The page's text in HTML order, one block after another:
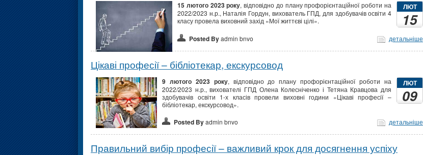
ЛЮТ
15
15 лютого 2023року, відповідно до плану профорієнтаційної роботи на
2022/2023 н.р., Наталія Гордун, вихователь ГПД, для здобувачів освіти 4
класу провела виховний захід «Мої життєві цілі».
Posted Byadmin bnvo детальніше
Цікаві професії – бібліотекар, екскурсовод
ЛЮТ
09
9 лютого 2023 року, відповідно до плану профорієнтаційної роботи на
2022/2023 н.р., вихователі ГПД Олена Колесніченко і Тетяна Кравцова для
здобувачів освіти 1-х класів провели виховні години «Цікаві професії –
бібліотекар, екскурсовод».
Posted Byadmin bnvo детальніше
Правильний вибір професії – важливий крок для досягнення успіху